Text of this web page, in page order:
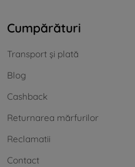
Cumpărături
Transport și plată
Blog
Cashback
Returnarea mărfurilor
Reclamatii
Contact